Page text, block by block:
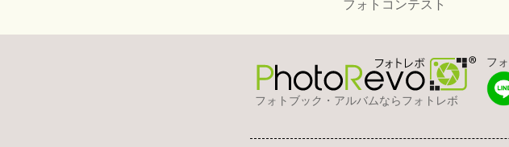
フォトコンテスト
フォトブック・アルバムならフォトレボ
フ